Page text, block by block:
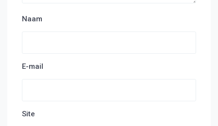
Naam
E-mail
Site